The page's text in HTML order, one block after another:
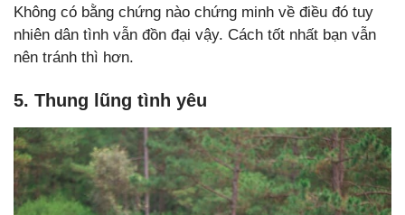
Không có bằng chứng nào chứng minh về điều đó tuy
nhiên dân tình vẫn đồn đại vậy. Cách tốt nhất bạn vẫn
nên tránh thì hơn.
5. Thung lũng tình yêu